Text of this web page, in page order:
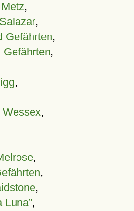
,
,
Gefährten,
Gefährten,
,
,
,
,
,
Luna”,